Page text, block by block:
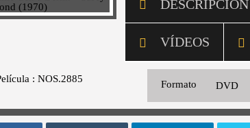
DESCRIPCIÓN
VÍDEOS
: NOS.2885
Formato DVD